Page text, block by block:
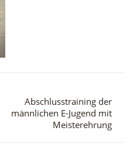
Abschlusstraining der
männlichen E-Jugend mit
Meisterehrung